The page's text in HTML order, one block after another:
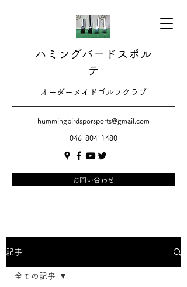
ハミングバードスポル
テ
​​オーダーメイドゴルフクラブ
hummingbirdsporsports@gmail.com
046-804-1480
お問い合わせ
記事
全ての記事